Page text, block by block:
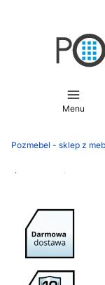
Menu
Pozmebel - sklep z
Promocja